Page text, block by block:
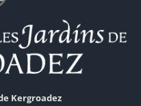
Kergroadez